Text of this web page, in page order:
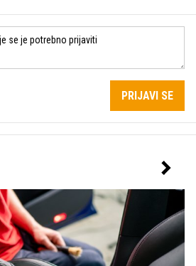
PRIJAVI SE